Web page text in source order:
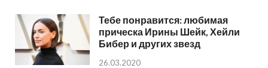
Тебе понравится: любимая
прическа Ирины Шейк, Хейли
Бибер и других звезд
26.03.2020